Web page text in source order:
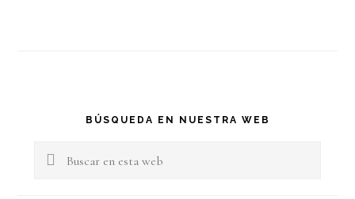
Barra
lateral
BÚSQUEDA EN NUESTRA WEB
Buscar